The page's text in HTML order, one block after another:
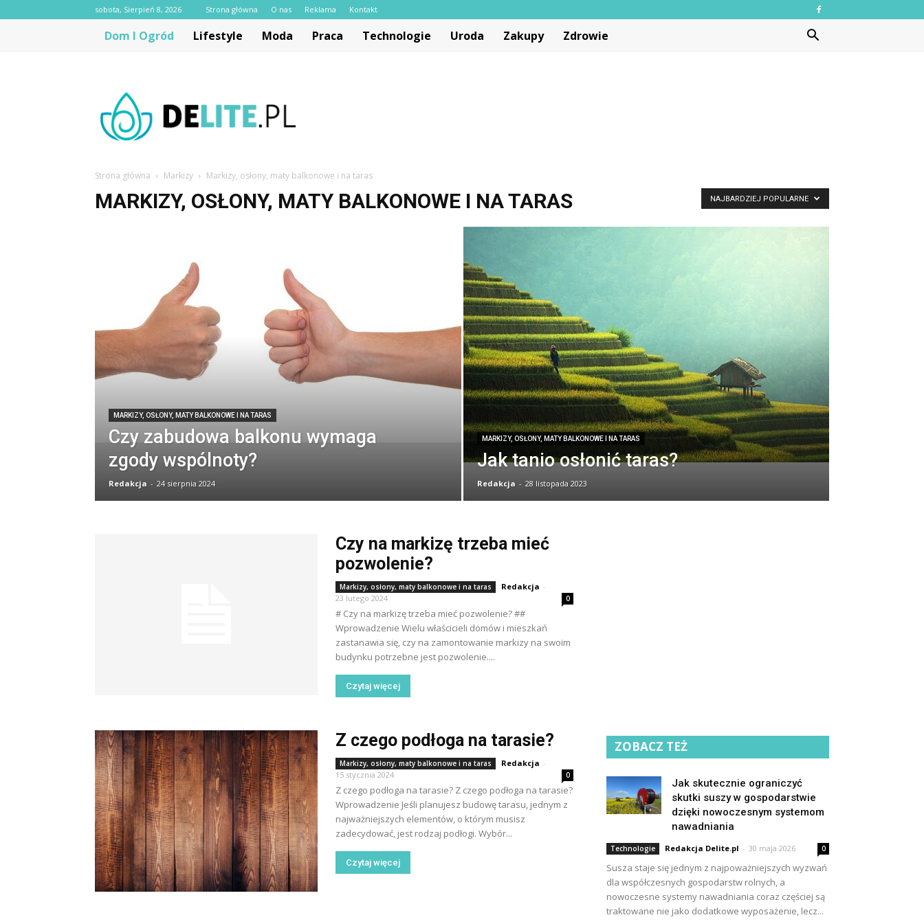
sobota, Sierpień 8, 2026 Strona główna O nas Reklama Kontakt
Dom I Ogród Lifestyle Moda Praca Technologie Uroda Zakupy Zdrowie
Strona główna Markizy Markizy, osłony, maty balkonowe i na taras
MARKIZY, OSŁONY, MATY BALKONOWE I NA TARAS NAJBARDZIEJ POPULARNE
MARKIZY, OSŁONY, MATY BALKONOWE I NA TARAS
Czy zabudowa balkonu wymaga
zgody wspólnoty?
Redakcja - 24 sierpnia 2024
MARKIZY, OSŁONY, MATY BALKONOWE I NA TARAS
Jak tanio osłonić taras?
Redakcja - 28 listopada 2023
Czy na markizę trzeba mieć
pozwolenie?
Markizy, osłony, maty balkonowe i na taras Redakcja -
23 lutego 2024
0
# Czy na markizę trzeba mieć pozwolenie? ##
Wprowadzenie Wielu właścicieli domów i mieszkań
zastanawia się, czy na zamontowanie markizy na swoim
budynku potrzebne jest pozwolenie....
Czytaj więcej
Z czego podłoga na tarasie?
Markizy, osłony, maty balkonowe i na taras Redakcja -
15 stycznia 2024
0
Z czego podłoga na tarasie? Z czego podłoga na tarasie?
Wprowadzenie Jeśli planujesz budowę tarasu, jednym z
najważniejszych elementów, o którym musisz
zadecydować, jest rodzaj podłogi. Wybór...
Czytaj więcej
ZOBACZ TEŻ
Jak skutecznie ograniczyć
skutki suszy w gospodarstwie
dzięki nowoczesnym systemom
nawadniania
Technologie Redakcja Delite.pl - 30 maja 2026 0
Susza staje się jednym z najpoważniejszych wyzwań
dla współczesnych gospodarstw rolnych, a
nowoczesne systemy nawadniania coraz częściej są
traktowane nie jako dodatkowe wyposażenie, lecz...